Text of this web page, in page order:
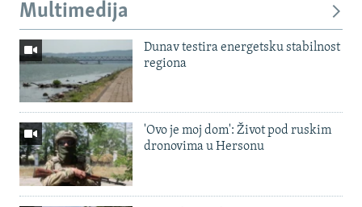
Multimedija
Dunav testira energetsku stabilnost
regiona
'Ovo je moj dom': Život pod ruskim
dronovima u Hersonu